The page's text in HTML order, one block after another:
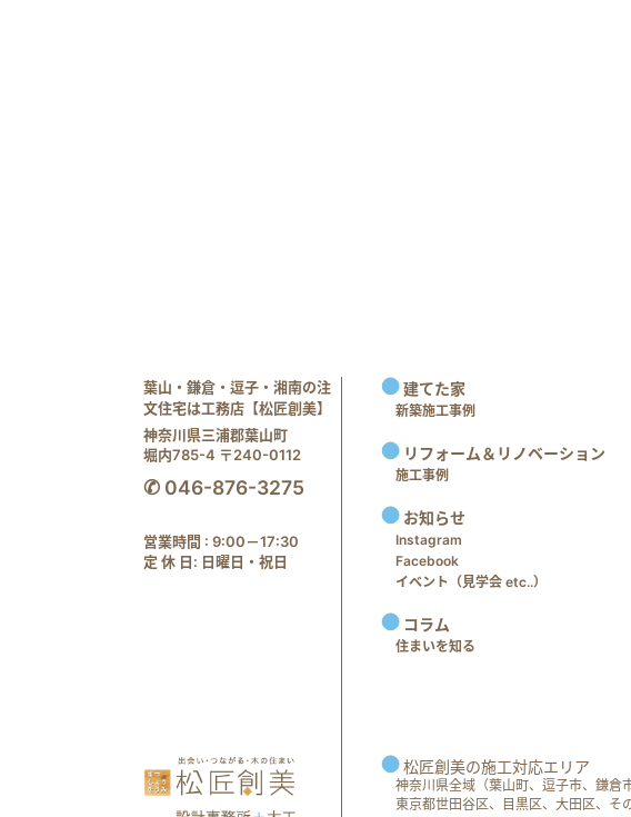
葉山・鎌倉・逗子・湘南の注
文住宅は工務店【松匠創美】
神奈川県三浦郡葉山町
堀内785-4 〒240-0112
✆ 046-876-3275
営業時間 : 9:00－17:30
定 休 日: 日曜日・祝日
建てた家
新築施工事例
リフォーム＆リノベーション
施工事例
お知らせ
Instagram
Facebook
イベント（見学会 etc..）
コラム
住まいを知る
松匠創美の施工対応エリア
神奈川県全域（葉山町、逗子市、鎌倉
東京都世田谷区、目黒区、大田区、